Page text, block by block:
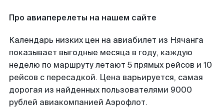
Про авиаперелеты на нашем сайте
Календарь низких цен на авиабилет из Нячанга
показывает выгодные месяца в году, каждую
неделю по маршруту летают 5 прямых рейсов и 10
рейсов с пересадкой. Цена варьируется, самая
дорогая из найденных пользователями 9000
рублей авиакомпанией Аэрофлот.